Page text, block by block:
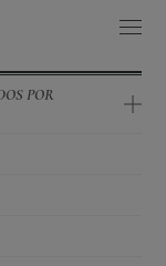
POR